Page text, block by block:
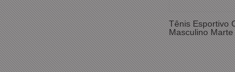
Tênis Esportivo
Masculino